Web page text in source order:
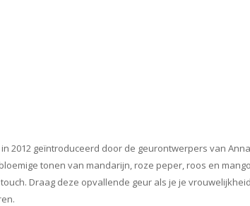
2012 geïntroduceerd door de geurontwerpers van
tonen van mandarijn, roze peper, roos en
Draag deze opvallende geur als je je